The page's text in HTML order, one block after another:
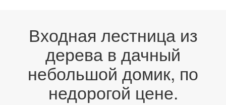
Входная лестница из
дерева в дачный
небольшой домик, по
недорогой цене.